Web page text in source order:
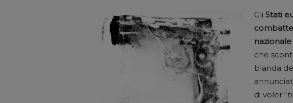
Gli Stati
nazionale
che
blanda
di voler “